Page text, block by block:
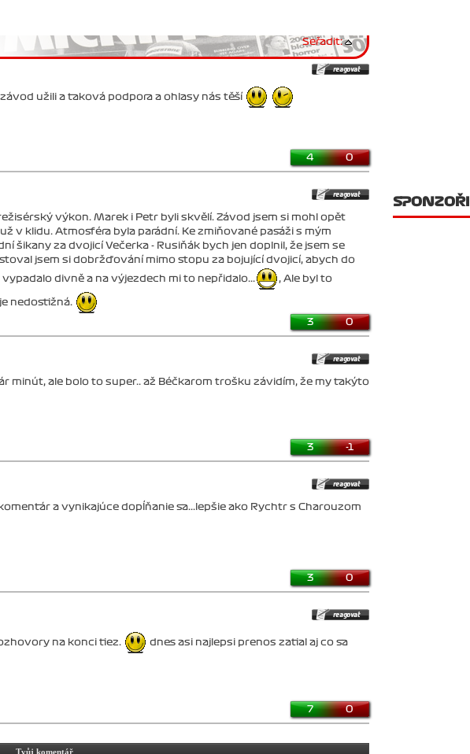
Seřadit:
užili a taková podpora a ohlasy nás těší
4 0
výkon. Marek i Petr byli skvělí. Závod jsem si mohl opět
v klidu. Atmosféra byla parádní. Ke zmiňované pasáži s mým
šikany za dvojicí Večerka - Rusiňák bych jen doplnil, že jsem se
jsem si dobržďování mimo stopu za bojující dvojicí, abych do
divně a na výjezdech mi to nepřidalo...
, Ale byl to
nedostižná.
3 0
minút, ale bolo to super.. až Béčkarom trošku závidím, že my takýto
3 -1
a vynikajúce dopĺňanie sa...lepšie ako Rychtr s Charouzom
3 0
na konci tiez. dnes asi najlepsi prenos zatial aj co sa
7 0
Tvůj komentář
SPONZOŘI